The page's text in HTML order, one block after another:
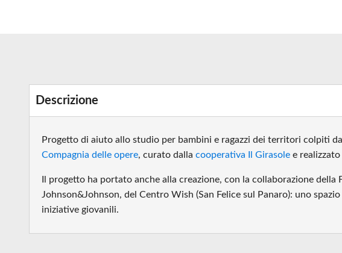
Descrizione
Progetto di aiuto allo studio per bambini e ragazzi dei territori colpiti
Compagnia delle opere, curato dalla cooperativa Il Girasole e realizzato
Il progetto ha portato anche alla creazione, con la collaborazione della
Johnson&Johnson, del Centro Wish (San Felice sul Panaro): uno
iniziative giovanili.